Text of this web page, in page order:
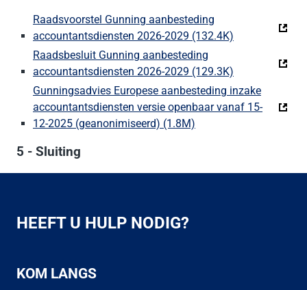
Raadsvoorstel Gunning aanbesteding
accountantsdiensten 2026-2029 (132.4K) (Deze link
Raadsbesluit Gunning aanbesteding
accountantsdiensten 2026-2029 (129.3K) (Deze link
Gunningsadvies Europese aanbesteding inzake
accountantsdiensten versie openbaar vanaf 15-
12-2025 (geanonimiseerd) (1.8M)
5 - Sluiting
HEEFT U HULP NODIG?
KOM LANGS